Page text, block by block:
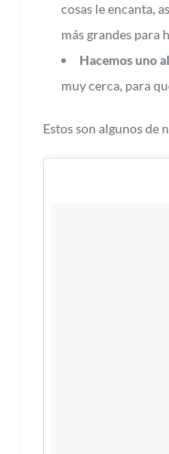
cosas le encanta,
más grandes para
Hacemos uno
muy cerca, para
Estos son algunos de